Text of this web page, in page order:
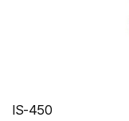
IS-450